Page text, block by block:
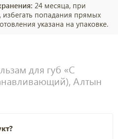
24 месяца, при
избегать попадания прямых
указана на упаковке.
для губ «С
Алтын